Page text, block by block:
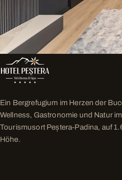
Ein Bergrefugium im Herzen der
Wellness, Gastronomie und Natur im
Tourismusort Peștera-Padina, auf
Höhe.